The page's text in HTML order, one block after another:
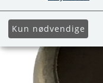
Kun nødvendige